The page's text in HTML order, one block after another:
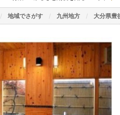
地域でさがす 九州地方 大分県豊